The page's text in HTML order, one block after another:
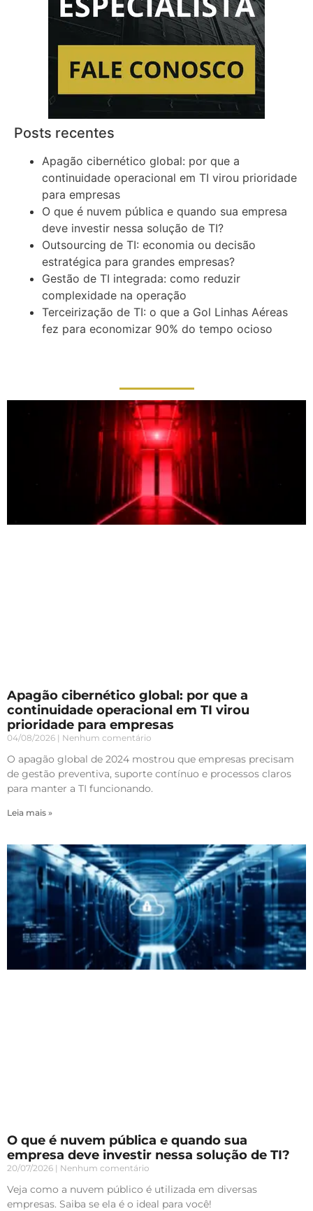
Posts recentes
Apagão cibernético global: por que a
continuidade operacional em TI virou prioridade
para empresas
O que é nuvem pública e quando sua empresa
deve investir nessa solução de TI?
Outsourcing de TI: economia ou decisão
estratégica para grandes empresas?
Gestão de TI integrada: como reduzir
complexidade na operação
Terceirização de TI: o que a Gol Linhas Aéreas
fez para economizar 90% do tempo ocioso
Apagão cibernético global: por que a
continuidade operacional em TI virou
prioridade para empresas
04/08/2026 Nenhum comentário
O apagão global de 2024 mostrou que empresas precisam
de gestão preventiva, suporte contínuo e processos claros
para manter a TI funcionando.
Leia mais »
O que é nuvem pública e quando sua
empresa deve investir nessa solução de TI?
20/07/2026 Nenhum comentário
Veja como a nuvem público é utilizada em diversas
empresas. Saiba se ela é o ideal para você!